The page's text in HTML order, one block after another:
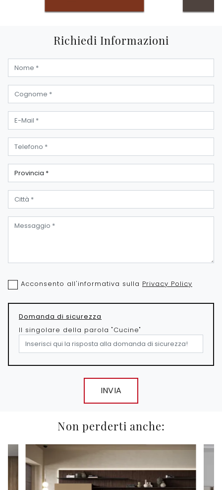
Richiedi Informazioni
Acconsento all'informativa sulla Privacy Policy
Domanda di sicurezza
Il singolare della parola "Cucine"
INVIA
Non perderti anche: